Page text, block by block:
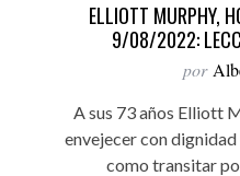
ELLIOTT MURPHY,
9/08/2022:
por
A sus 73 años Elliott
envejecer con dignidad
como transitar